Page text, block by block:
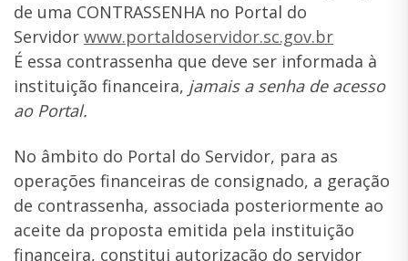
de uma CONTRASSENHA no Portal do
Servidor www.portaldoservidor.sc.gov.br
É essa contrassenha que deve ser informada à
instituição financeira, jamais a senha de acesso
ao Portal.
No âmbito do Portal do Servidor, para as
operações financeiras de consignado, a geração
de contrassenha, associada posteriormente ao
aceite da proposta emitida pela instituição
financeira, constitui autorização do servidor